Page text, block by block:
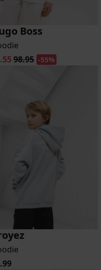
Boss
98.95 -55%